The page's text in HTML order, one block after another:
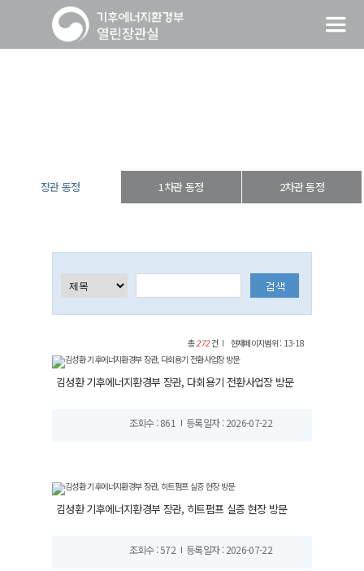
장관 동정 1차관 동정 2차관 동정
총272건 현재페이지범위 : 13-18
김성환 기후에너지환경부 장관, 다회용기 전환사업장 방문
조회수 : 861 등록일자 : 2026-07-22
김성환 기후에너지환경부 장관, 히트펌프 실증 현장 방문
조회수 : 572 등록일자 : 2026-07-22